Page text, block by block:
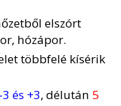
elszórt
hózápor.
többfelé kísérik
-3 és +3, délután 5